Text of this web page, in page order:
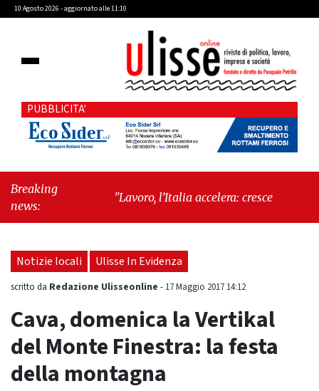
10 Agosto 2026 - aggiornato alle 11:10
PUBBLICITA'
Breaking
news:
"Lavoro, l’Italia accelera: cresce l’occupazione,
Prima Repubblica"
Notizie locali Ulisse In Evidenza
scritto da Redazione Ulisseonline - 17 Maggio 2017 14:12
Cava, domenica la Vertikal
del Monte Finestra: la festa
della montagna